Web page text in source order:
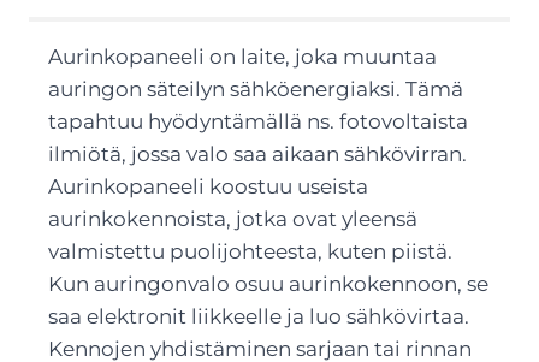
Aurinkopaneeli on laite, joka muuntaa
auringon säteilyn sähköenergiaksi. Tämä
tapahtuu hyödyntämällä ns. fotovoltaista
ilmiötä, jossa valo saa aikaan sähkövirran.
Aurinkopaneeli koostuu useista
aurinkokennoista, jotka ovat yleensä
valmistettu puolijohteesta, kuten piistä.
Kun auringonvalo osuu aurinkokennoon, se
saa elektronit liikkeelle ja luo sähkövirtaa.
Kennojen yhdistäminen sarjaan tai rinnan